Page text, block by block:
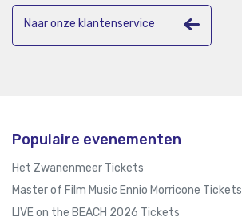
Naar onze klantenservice
Populaire evenementen
Het Zwanenmeer Tickets
Master of Film Music Ennio Morricone Tickets
LIVE on the BEACH 2026 Tickets